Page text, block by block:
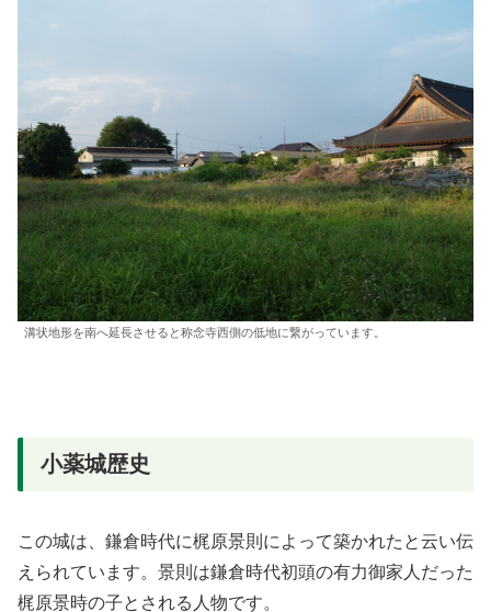
溝状地形を南へ延長させると称念寺西側の低地に繋がっています。
小薬城歴史
この城は、鎌倉時代に梶原景則によって築かれたと云い伝
えられています。景則は鎌倉時代初頭の有力御家人だった
梶原景時の子とされる人物です。